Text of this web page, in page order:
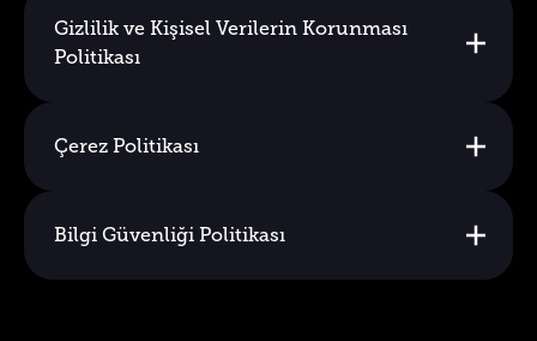
Gizlilik ve Kişisel Verilerin Korunması
Politikası
Çerez Politikası
Bilgi Güvenliği Politikası